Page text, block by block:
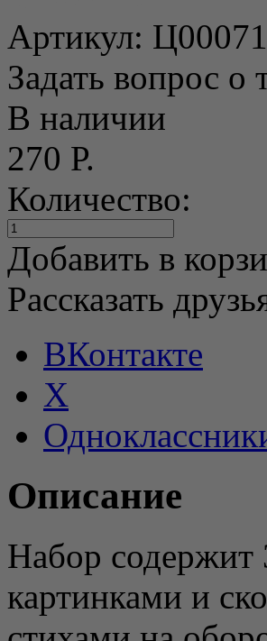
Артикул:
Задать вопрос о
В наличии
270 Р.
Количество:
Добавить в
Рассказать
ВКонтакте
X
Описание
Набор содержит
картинками и